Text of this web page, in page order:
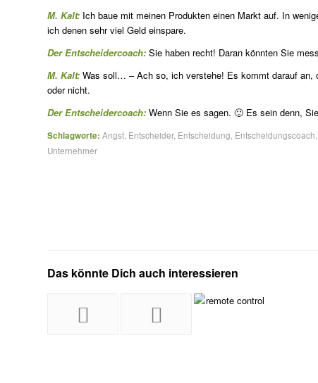
M. Kalt: Ich baue mit meinen Produkten einen Markt auf. In
ich denen sehr viel Geld einspare.
Der Entscheidercoach: Sie haben recht! Daran könnten Sie
M. Kalt: Was soll… – Ach so, ich verstehe! Es kommt darauf an,
oder nicht.
Der Entscheidercoach: Wenn Sie es sagen. 🙂 Es sein denn,
Schlagworte: Angst Entscheider, Entscheidung Entscheidungscoach
Unternehmer
Das könnte Dich auch interessieren